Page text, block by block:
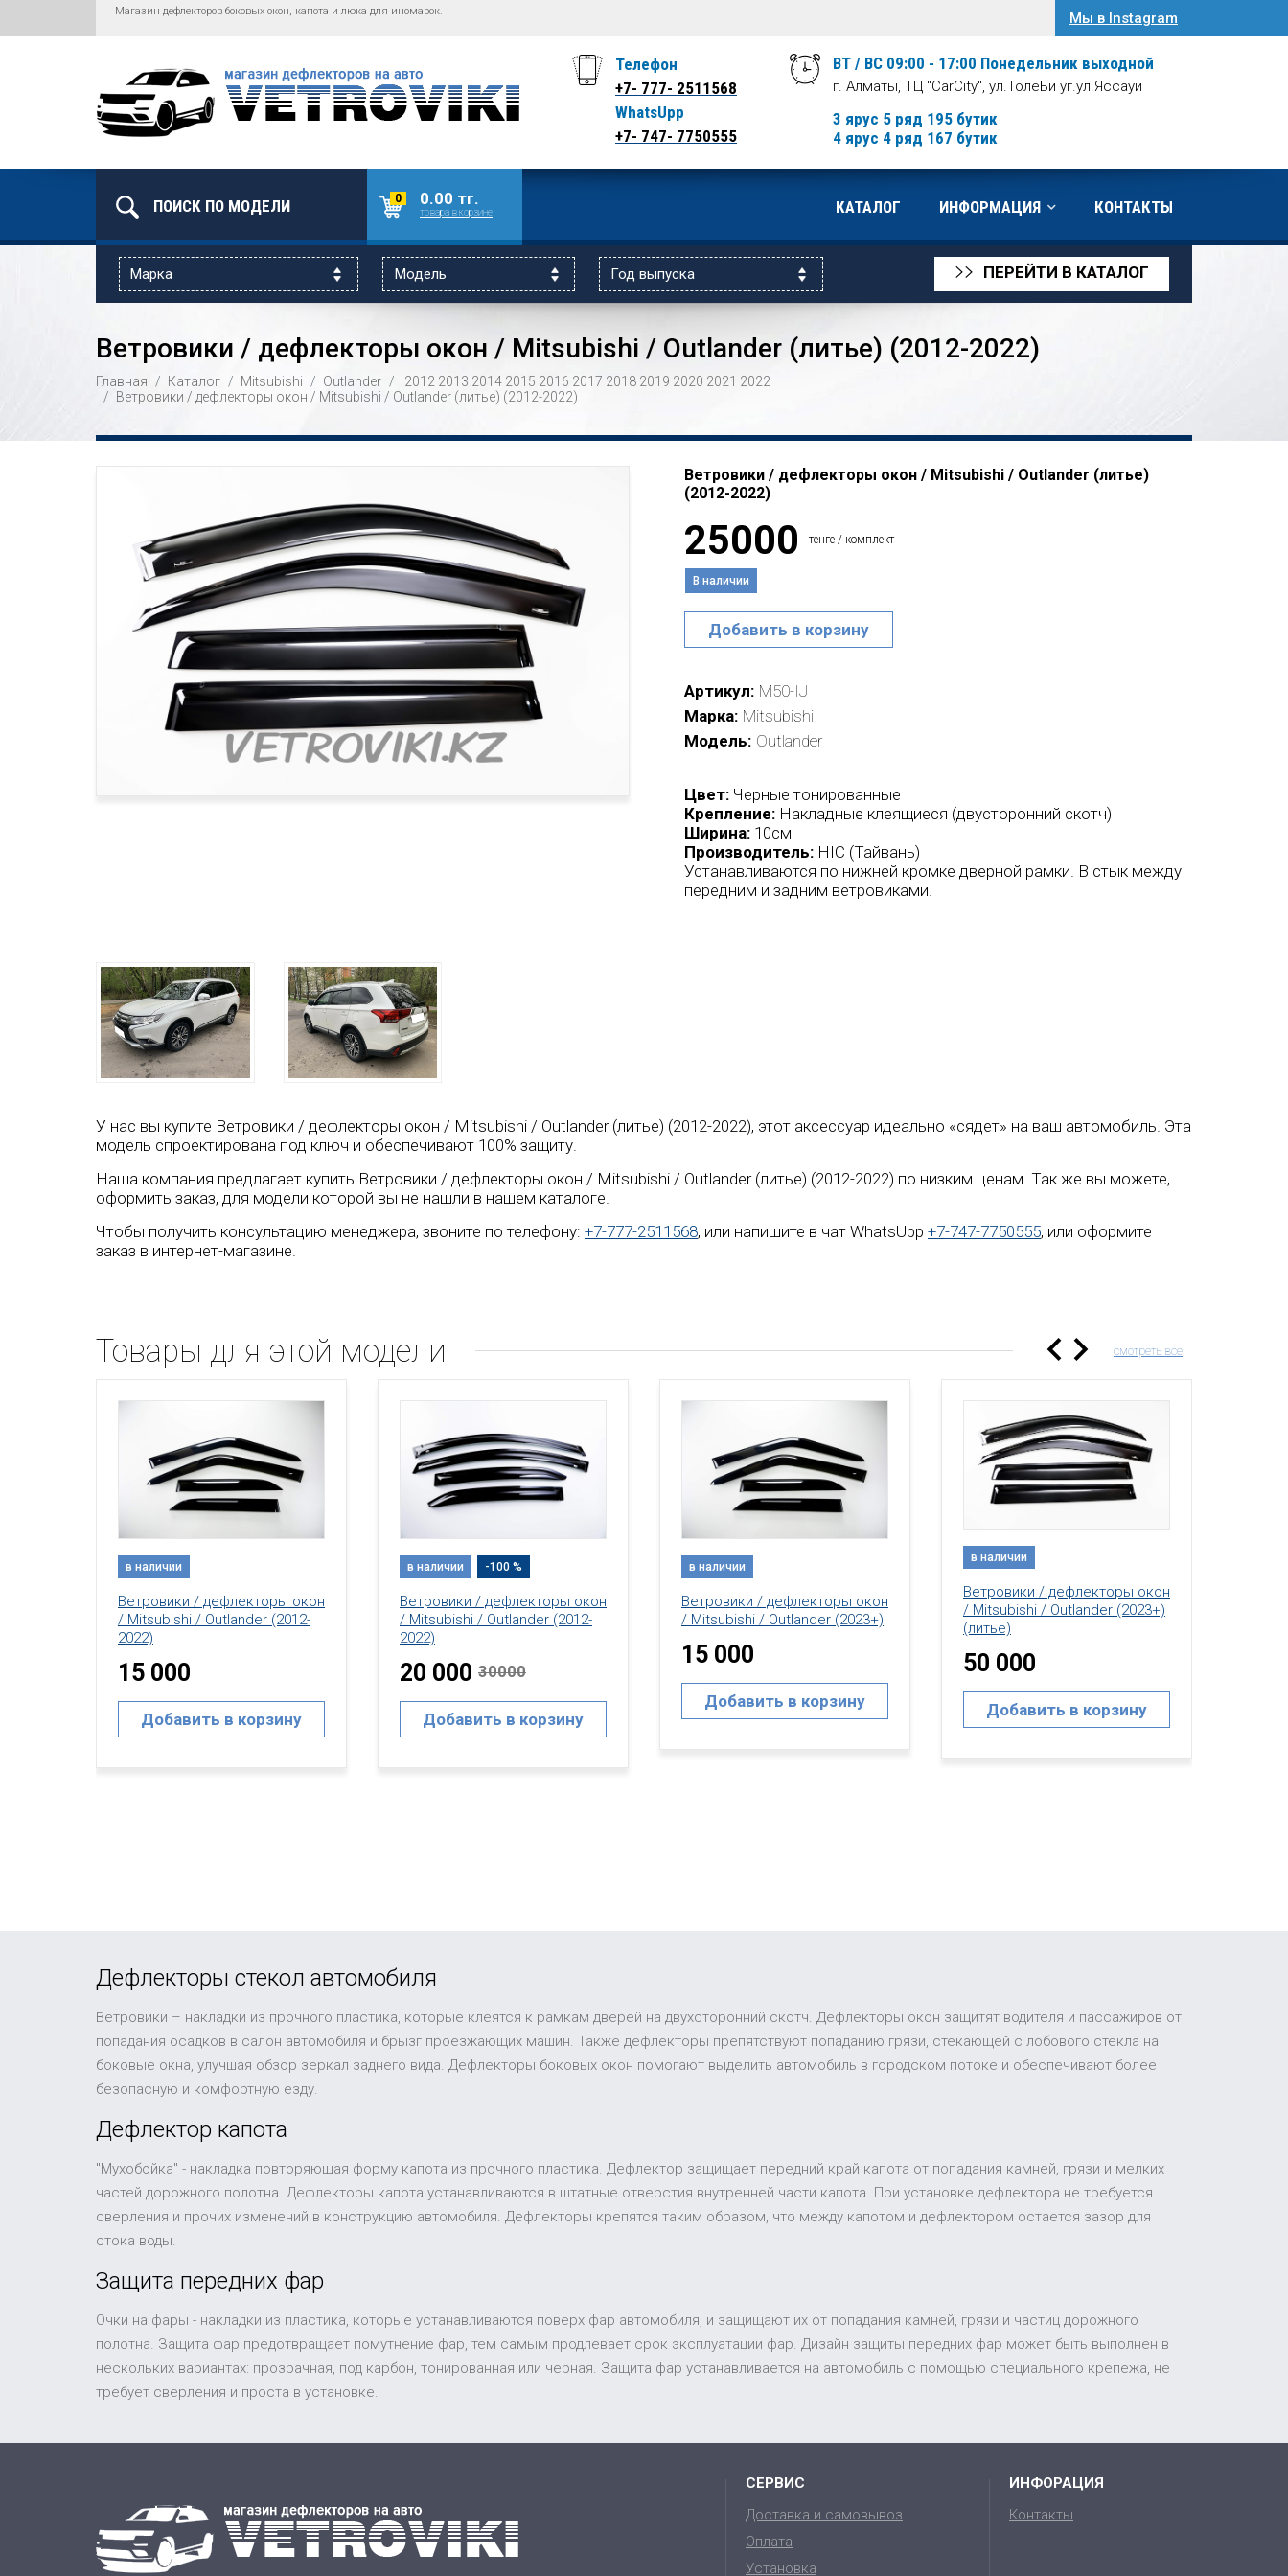
Магазин дефлекторов боковых окон, капота и люка для иномарок. Мы в Instagram
Телефон
+7- 777- 2511568
WhatsUpp
+7- 747- 7750555
ВТ / ВС 09:00 - 17:00 Понедельник выходной
г. Алматы, ТЦ "CarCity", ул.ТолеБи уг.ул.Яссауи
3 ярус 5 ряд 195 бутик
4 ярус 4 ряд 167 бутик
0 0.00 тг.
товара в корзине КАТАЛОГ ИНФОРМАЦИЯ КОНТАКТЫ
>> ПЕРЕЙТИ В КАТАЛОГ
Ветровики / дефлекторы окон / Mitsubishi / Outlander (литье) (2012-2022)
Главная Каталог Mitsubishi Outlander 2012 2013 2014 2015 2016 2017 2018 2019 2020 2021 2022
Ветровики / дефлекторы окон / Mitsubishi / Outlander (литье) (2012-2022)
Ветровики / дефлекторы окон / Mitsubishi / Outlander (литье)
(2012-2022)
25000 тенге / комплект
В наличии
Добавить в корзину
Артикул M50-IJ
Марка Mitsubishi
Модель Outlander
Цвет: Черные тонированные
Крепление: Накладные клеящиеся (двусторонний скотч)
Ширина: 10см
Производитель: HIC (Тайвань)
Устанавливаются по нижней кромке дверной рамки. В стык между
передним и задним ветровиками.
У нас вы купите Ветровики / дефлекторы окон / Mitsubishi / Outlander (литье) (2012-2022), этот аксессуар идеально «сядет» на ваш автомобиль. Эта
модель спроектирована под ключ и обеспечивают 100% защиту.
Наша компания предлагает купить Ветровики / дефлекторы окон / Mitsubishi / Outlander (литье) (2012-2022) по низким ценам. Так же вы можете,
оформить заказ, для модели которой вы не нашли в нашем каталоге.
Чтобы получить консультацию менеджера, звоните по телефону: +7-777-2511568, или напишите в чат WhatsUpp +7-747-7750555, или оформите
заказ в интернет-магазине.
Товары для этой модели смотреть все
в наличии
Ветровики / дефлекторы окон
/ Mitsubishi / Outlander (2012-
2022)
15 000
Добавить в корзину
в наличии -100 %
Ветровики / дефлекторы окон
/ Mitsubishi / Outlander (2012-
2022)
20 000 30000
Добавить в корзину
в наличии
Ветровики / дефлекторы окон
/ Mitsubishi / Outlander (2023+)
15 000
Добавить в корзину
в наличии
Ветровики / дефлекторы окон
/ Mitsubishi / Outlander (2023+)
(литье)
50 000
Добавить в корзину
Дефлекторы стекол автомобиля
Ветровики – накладки из прочного пластика, которые клеятся к рамкам дверей на двухсторонний скотч. Дефлекторы окон защитят водителя и пассажиров от
попадания осадков в салон автомобиля и брызг проезжающих машин. Также дефлекторы препятствуют попаданию грязи, стекающей с лобового стекла на
боковые окна, улучшая обзор зеркал заднего вида. Дефлекторы боковых окон помогают выделить автомобиль в городском потоке и обеспечивают более
безопасную и комфортную езду.
Дефлектор капота
"Мухобойка" - накладка повторяющая форму капота из прочного пластика. Дефлектор защищает передний край капота от попадания камней, грязи и мелких
частей дорожного полотна. Дефлекторы капота устанавливаются в штатные отверстия внутренней части капота. При установке дефлектора не требуется
сверления и прочих изменений в конструкцию автомобиля. Дефлекторы крепятся таким образом, что между капотом и дефлектором остается зазор для
стока воды.
Защита передних фар
Очки на фары - накладки из пластика, которые устанавливаются поверх фар автомобиля, и защищают их от попадания камней, грязи и частиц дорожного
полотна. Защита фар предотвращает помутнение фар, тем самым продлевает срок эксплуатации фар. Дизайн защиты передних фар может быть выполнен в
нескольких вариантах: прозрачная, под карбон, тонированная или черная. Защита фар устанавливается на автомобиль с помощью специального крепежа, не
требует сверления и проста в установке.
СЕРВИС
Доставка и самовывоз
Оплата
Установка
ИНФОРАЦИЯ
Контакты